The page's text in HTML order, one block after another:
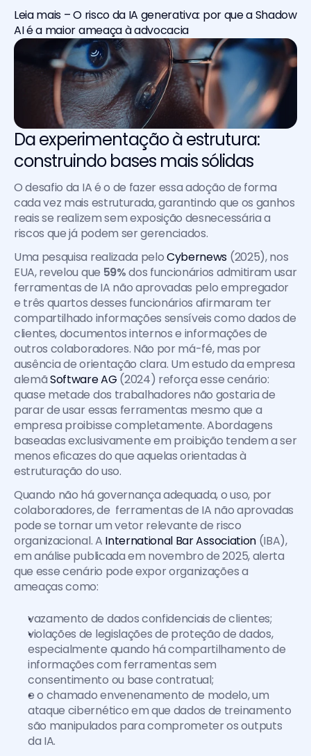
Leia mais – O risco da IA generativa: por que a Shadow
AI é a maior ameaça à advocacia
Da experimentação à estrutura:
construindo bases mais sólidas
O desafio da IA é o de fazer essa adoção de forma
cada vez mais estruturada, garantindo que os ganhos
reais se realizem sem exposição desnecessária a
riscos que já podem ser gerenciados.
Uma pesquisa realizada pelo Cybernews (2025), nos
EUA, revelou que 59% dos funcionários admitiram usar
ferramentas de IA não aprovadas pelo empregador
e três quartos desses funcionários afirmaram ter
compartilhado informações sensíveis como dados de
clientes, documentos internos e informações de
outros colaboradores. Não por má-fé, mas por
ausência de orientação clara. Um estudo da empresa
alemã Software AG (2024) reforça esse cenário:
quase metade dos trabalhadores não gostaria de
parar de usar essas ferramentas mesmo que a
empresa proibisse completamente. Abordagens
baseadas exclusivamente em proibição tendem a ser
menos eficazes do que aquelas orientadas à
estruturação do uso.
Quando não há governança adequada, o uso, por
colaboradores, de  ferramentas de IA não aprovadas
pode se tornar um vetor relevante de risco
organizacional. A International Bar Association (IBA),
em análise publicada em novembro de 2025, alerta
que esse cenário pode expor organizações a
ameaças como:
vazamento de dados confidenciais de clientes;
violações de legislações de proteção de dados,
especialmente quando há compartilhamento de
informações com ferramentas sem
consentimento ou base contratual;
e o chamado envenenamento de modelo, um
ataque cibernético em que dados de treinamento
são manipulados para comprometer os outputs
da IA.